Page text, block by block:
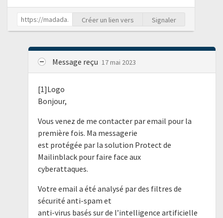
Créer un lien vers Signaler
Message reçu 17 mai 2023
[1]Logo
Bonjour,
Vous venez de me contacter par email pour la
première fois. Ma messagerie
est protégée par la solution Protect de
Mailinblack pour faire face aux
cyberattaques.
Votre email a été analysé par des filtres de
sécurité anti-spam et
anti-virus basés sur de l’intelligence artificielle